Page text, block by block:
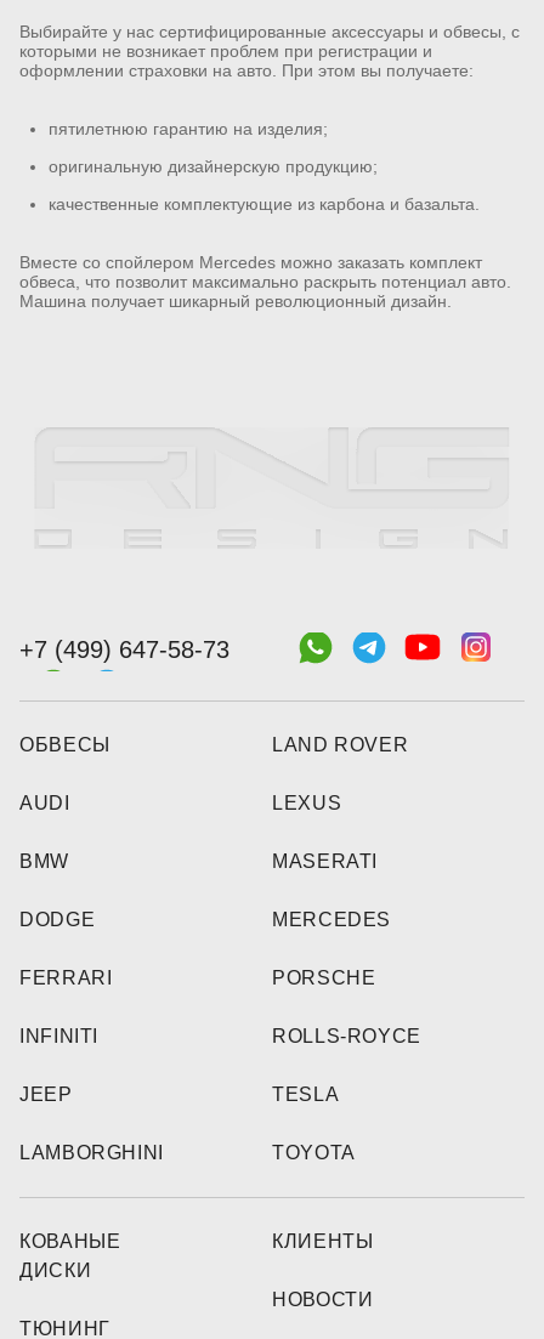
Выбирайте у нас сертифицированные аксессуары и обвесы, с
которыми не возникает проблем при регистрации и
оформлении страховки на авто. При этом вы получаете:
пятилетнюю гарантию на изделия;
оригинальную дизайнерскую продукцию;
качественные комплектующие из карбона и базальта.
Вместе со спойлером Mercedes можно заказать комплект
обвеса, что позволит максимально раскрыть потенциал авто.
Машина получает шикарный революционный дизайн.
+7 (499) 647-58-73
ОБВЕСЫ
AUDI
BMW
DODGE
FERRARI
INFINITI
JEEP
LAMBORGHINI
LAND ROVER
LEXUS
MASERATI
MERCEDES
PORSCHE
ROLLS-ROYCE
TESLA
TOYOTA
КОВАНЫЕ
ДИСКИ
ТЮНИНГ
КЛИЕНТЫ
НОВОСТИ